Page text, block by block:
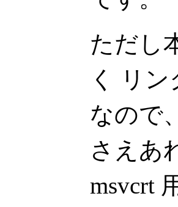
ただし
く リ
なので
さえあ
msvcrt